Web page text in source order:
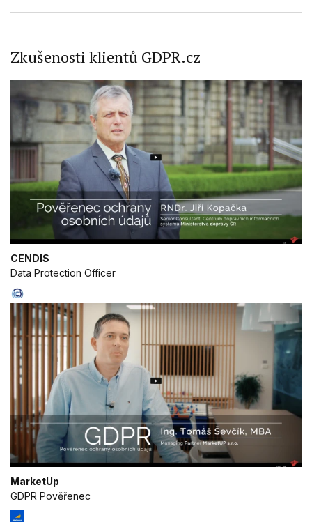
Zkušenosti klientů GDPR.cz
CENDIS
Data Protection Officer
MarketUp
GDPR Pověřenec